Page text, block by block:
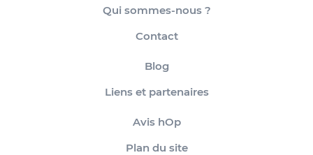
Qui sommes-nous ?
Contact
Blog
Liens et partenaires
Avis hOp
Plan du site